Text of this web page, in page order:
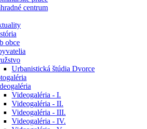
centrum
obce
Urbanistická štúdia Dvorce
Videogaléria - I.
Videogaléria - II.
Videogaléria - III.
Videogaléria - IV.